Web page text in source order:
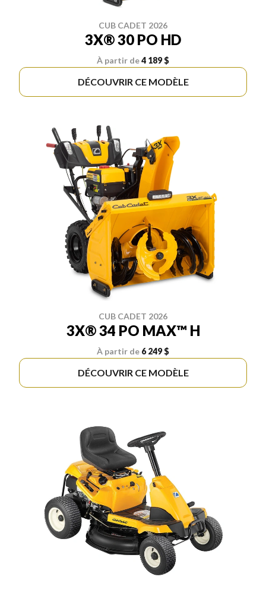
CUB CADET 2026
3X® 30 PO HD
À partir de4 189 $
DÉCOUVRIR CE MODÈLE
CUB CADET 2026
3X® 34 PO MAX™ H
À partir de 6 249 $
DÉCOUVRIR CE MODÈLE